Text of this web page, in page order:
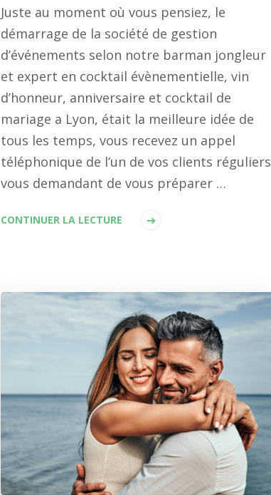
Juste au moment où vous pensiez, le
démarrage de la société de gestion
d’événements selon notre barman jongleur
et expert en cocktail évènementielle, vin
d’honneur, anniversaire et cocktail de
mariage a Lyon, était la meilleure idée de
tous les temps, vous recevez un appel
téléphonique de l’un de vos clients réguliers
vous demandant de vous préparer …
CONTINUER LA LECTURE